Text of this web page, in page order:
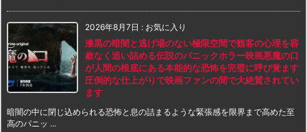
2026年8月7日 : お気に入り
漆黒の暗闇と逃げ場のない極限空間で観客の心理を容
赦なく追い詰める伝説のパニックホラー映画悪魔の口
が人間の根底にある本能的な恐怖を完璧に呼び覚ます
圧倒的な仕上がりで映画ファンの間で大絶賛されてい
ます
暗闇の中に閉じ込められる恐怖と息の詰まるような緊張感を限界まで高めた至
高のパニッ ...